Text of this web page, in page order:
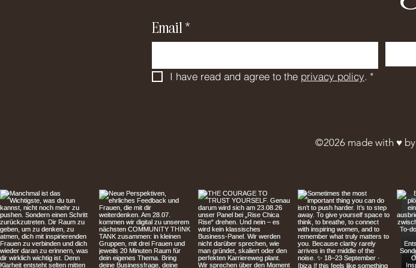
Email *
I have read and agree to the privacy policy. *
©2026 made with ♥︎ by